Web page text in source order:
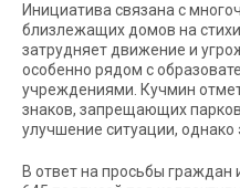
Инициатива связана с
близлежащих домов на
затрудняет движение и
особенно рядом с
учреждениями. Кучмин
знаков, запрещающих
улучшение ситуации, однако
В ответ на просьбы граждан